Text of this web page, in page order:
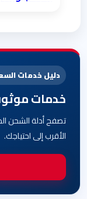
دليل خدمات
خدمات
تصفح أدلة الشحن
الأقرب إلى احتياجك.